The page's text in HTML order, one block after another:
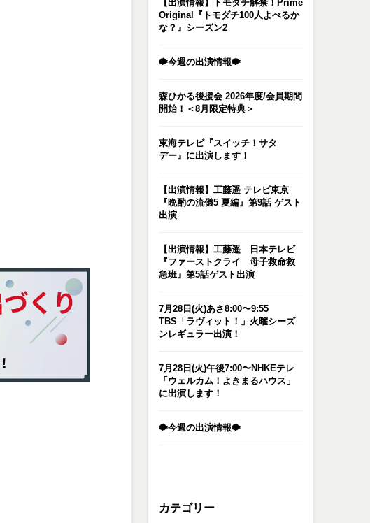
【出演情報】トモダチ解禁！Prime
Original『トモダチ100人よべるか
な？』シーズン2
🐡今週の出演情報🐡
森ひかる後援会 2026年度/会員期間
開始！＜8月限定特典＞
東海テレビ『スイッチ！サタ
デー』に出演します！
【出演情報】工藤遥 テレビ東京
『晩酌の流儀5 夏編』第9話 ゲスト
出演
【出演情報】工藤遥 日本テレビ
『ファーストクライ 母子救命救
急班』第5話ゲスト出演
7月28日(火)あさ8:00〜9:55
TBS「ラヴィット！」火曜シーズ
ンレギュラー出演！
7月28日(火)午後7:00〜NHKEテレ
「ウェルカム！よきまるハウス」
に出演します！
🐡今週の出演情報🐡
カテゴリー